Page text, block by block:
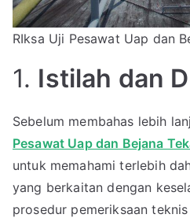
RIksa Uji Pesawat Uap dan
1. Istilah dan
Sebelum membahas lebih
Pesawat Uap dan Bejana
untuk memahami terlebih
yang berkaitan dengan
prosedur pemeriksaan